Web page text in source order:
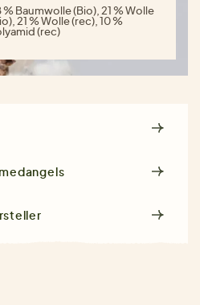
% Baumwolle (Bio), 21 % Wolle
21 % Wolle (rec), 10 %
(rec)